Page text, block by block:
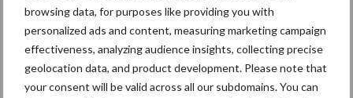
browsing data, for purposes like providing you with
personalized ads and content, measuring marketing campaign
effectiveness, analyzing audience insights, collecting precise
geolocation data, and product development. Please note that
your consent will be valid across all our subdomains. You can
22 dec
BoerenPerspectief en Erfcoaching
Overijssel: ondersteuning bij grote
keuzes